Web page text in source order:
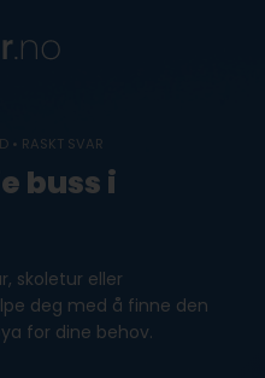
• RASKT SVAR
buss i
skoletur eller
deg med å finne den
for dine behov.